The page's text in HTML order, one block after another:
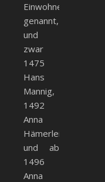
Einwohner
genannt,
und
zwar
1475
Hans
Mannig,
1492
Anna
Hämerlein
und ab
1496
Anna